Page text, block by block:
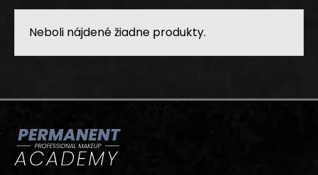
Neboli nájdené žiadne produkty.